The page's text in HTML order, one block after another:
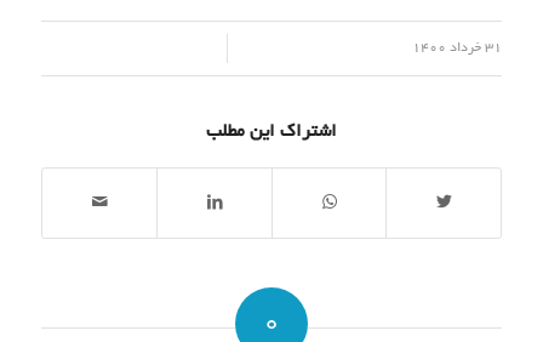
31 خرداد 1400
اشتراک این مطلب
0